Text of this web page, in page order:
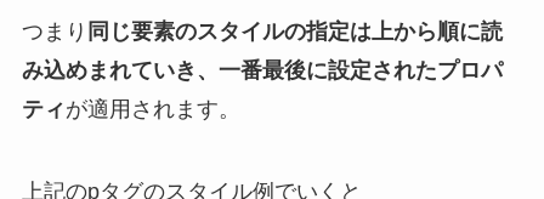
つまり 同じ要素のスタイルの指定は上から順に読
み込めまれていき、一番最後に設定されたプロパ
ティが適用されます。
上記のpタグのスタイル例でいくと